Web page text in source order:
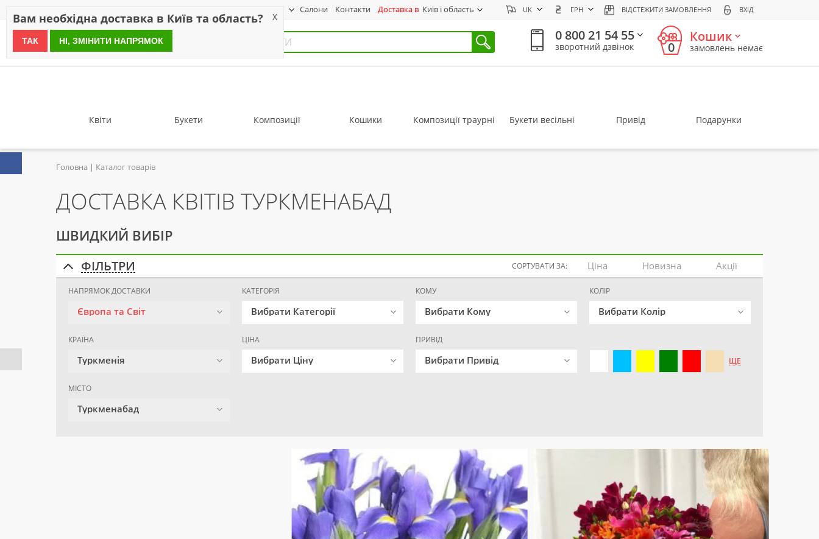
Салони Контакти Доставка в Київ і область UK ГРН ВІДСТЕЖИТИ ЗАМОВЛЕННЯ ВХІД
since 1999
0 800 21 54 55
зворотний дзвінок 0
Кошик
замовлень немає
Квіти Букети Композиції Кошики Композиції траурні Букети весільні Привід Подарунки
Головна Каталог товарів
ДОСТАВКА КВІТІВ ТУРКМЕНАБАД
ШВИДКИЙ ВИБІР
ФІЛЬТРИ СОРТУВАТИ ЗА: Ціна Новизна Акції
НАПРЯМОК ДОСТАВКИ
Європа та Світ
КАТЕГОРІЯ
Вибрати Категорії
КОМУ
Вибрати Кому
КОЛІР
Вибрати Колір
КРАЇНА
Туркменія
МІСТО
Туркменабад
ЦІНА
Вибрати Ціну
ПРИВІД
Вибрати Привід ЩЕ
Вам необхідна доставка в Київ та область? X
ТАК НІ, ЗМІНИТИ НАПРЯМОК